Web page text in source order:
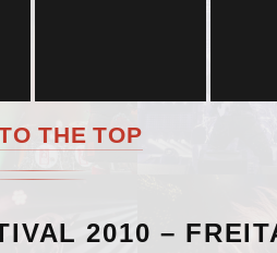
THE TOP
2010 –